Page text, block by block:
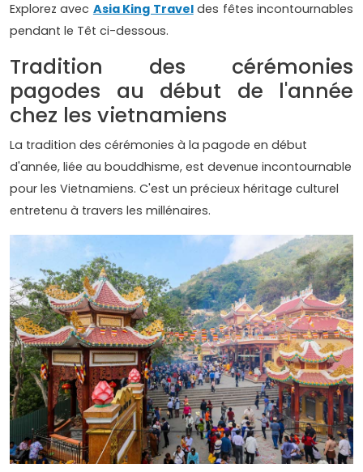
Explorez avec Asia King Traveldes fêtes incontournables
pendant le Têt ci-dessous.
Tradition des cérémonies
pagodes au début de l'année
chez les vietnamiens
La tradition des cérémonies à la pagode en début
d'année, liée au bouddhisme, est devenue incontournable
pour les Vietnamiens. C'est un précieux héritage culturel
entretenu à travers les millénaires.